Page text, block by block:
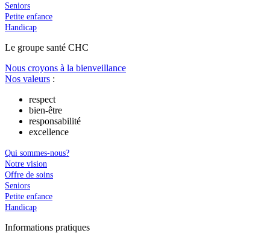
Seniors
Petite enfance
Handicap
Le groupe santé CHC
Nous croyons à la bienveillance
Nos valeurs :
respect
bien-être
responsabilité
excellence
Qui sommes-nous?
Notre vision
Offre de soins
Seniors
Petite enfance
Handicap
Informations pratiques